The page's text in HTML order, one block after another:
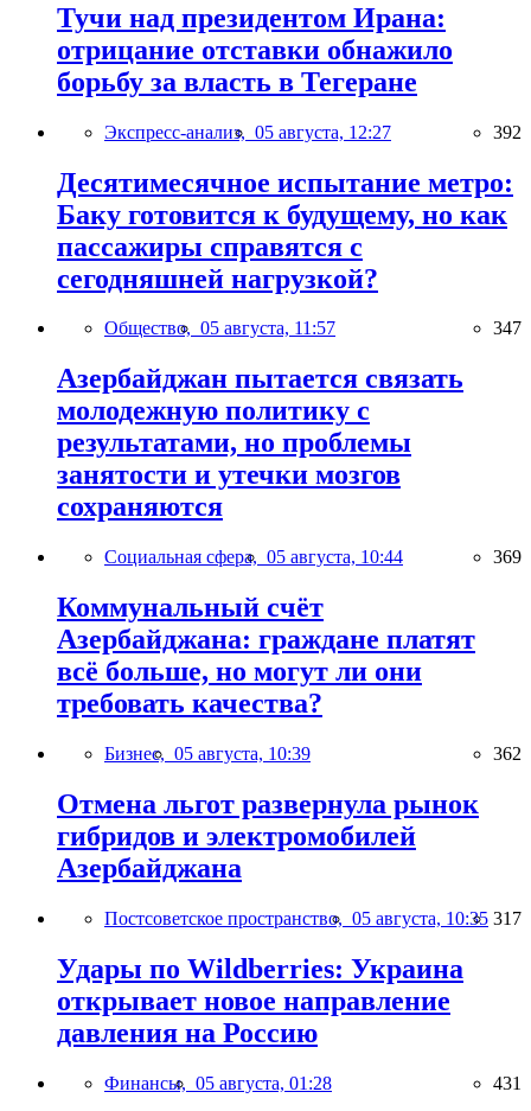
Тучи над президентом Ирана:
отрицание отставки обнажило
борьбу за власть в Тегеране
Экспресс-анализ, 05 августа, 12:27 392
Десятимесячное испытание метро:
Баку готовится к будущему, но как
пассажиры справятся с
сегодняшней нагрузкой?
Общество, 05 августа, 11:57 347
Азербайджан пытается связать
молодежную политику с
результатами, но проблемы
занятости и утечки мозгов
сохраняются
Социальная сфера, 05 августа, 10:44 369
Коммунальный счёт
Азербайджана: граждане платят
всё больше, но могут ли они
требовать качества?
Бизнес, 05 августа, 10:39 362
Отмена льгот развернула рынок
гибридов и электромобилей
Азербайджана
Постсоветское пространство, 05 августа, 10:35 317
Удары по Wildberries: Украина
открывает новое направление
давления на Россию
Финансы, 05 августа, 01:28 431